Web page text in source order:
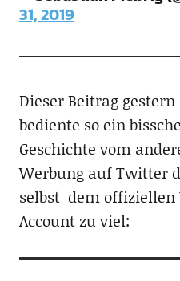
31, 2019
Dieser Beitrag
bediente so ein
Geschichte vom
Werbung auf Twitter
selbst dem
Account zu viel: